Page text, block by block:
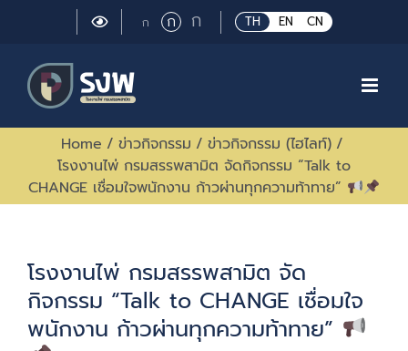
TH EN CN
กSmall
กRegular
font
ก Large
font
Home / ข่าวกิจกรรม / ข่าวกิจกรรม (ไฮไลท์) /
โรงงานไพ่ กรมสรรพสามิต จัดกิจกรรม “Talk to
CHANGE เชื่อมใจพนักงาน ก้าวผ่านทุกความท้าทาย”
โรงงานไพ่ กรมสรรพสามิต จัด
กิจกรรม “Talk to CHANGE เชื่อมใจ
พนักงาน ก้าวผ่านทุกความท้าทาย”